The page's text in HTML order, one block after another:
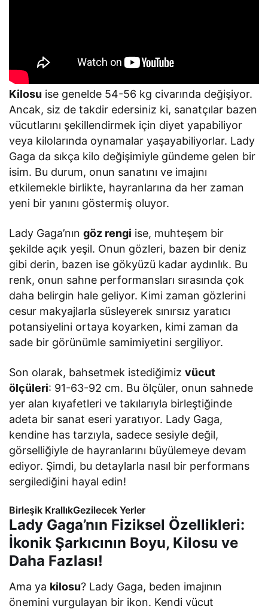
Kilosu ise genelde 54-56 kg civarında değişiyor.
Ancak, siz de takdir edersiniz ki, sanatçılar bazen
vücutlarını şekillendirmek için diyet yapabiliyor
veya kilolarında oynamalar yaşayabiliyorlar. Lady
Gaga da sıkça kilo değişimiyle gündeme gelen bir
isim. Bu durum, onun sanatını ve imajını
etkilemekle birlikte, hayranlarına da her zaman
yeni bir yanını göstermiş oluyor.
Lady Gaga’nıngöz rengi ise, muhteşem bir
şekilde açık yeşil. Onun gözleri, bazen bir deniz
gibi derin, bazen ise gökyüzü kadar aydınlık. Bu
renk, onun sahne performansları sırasında çok
daha belirgin hale geliyor. Kimi zaman gözlerini
cesur makyajlarla süsleyerek sınırsız yaratıcı
potansiyelini ortaya koyarken, kimi zaman da
sade bir görünümle samimiyetini sergiliyor.
Son olarak, bahsetmek istediğimizvücut
ölçüleri: 91-63-92 cm. Bu ölçüler, onun sahnede
yer alan kıyafetleri ve takılarıyla birleştiğinde
adeta bir sanat eseri yaratıyor. Lady Gaga,
kendine has tarzıyla, sadece sesiyle değil,
görselliğiyle de hayranlarını büyülemeye devam
ediyor. Şimdi, bu detaylarla nasıl bir performans
sergilediğini hayal edin!
Birleşik KrallıkGezilecek Yerler
Lady Gaga’nın Fiziksel Özellikleri:
İkonik Şarkıcının Boyu, Kilosu ve
Daha Fazlası!
Ama ya kilosu? Lady Gaga, beden imajının
önemini vurgulayan bir ikon. Kendi vücut